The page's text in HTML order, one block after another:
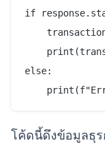
if
else:
โค้ดนี้ดึงข้อมูลธุ